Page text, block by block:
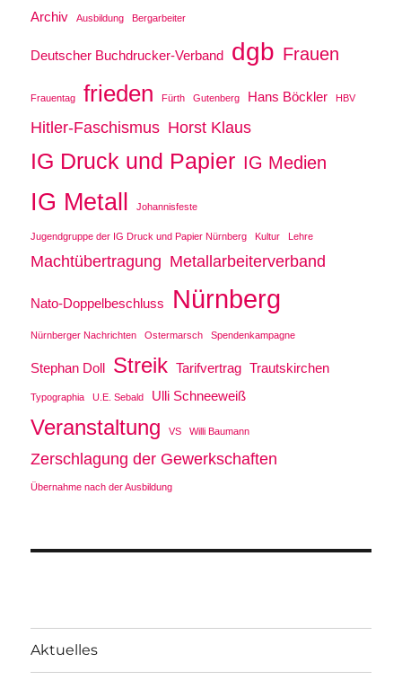
Archiv Ausbildung Bergarbeiter
Deutscher Buchdrucker-Verband dgb Frauen
Frauentag frieden Fürth Gutenberg Hans Böckler HBV
Hitler-Faschismus Horst Klaus
IG Druck und Papier IG Medien
IG Metall Johannisfeste
Jugendgruppe der IG Druck und Papier Nürnberg Kultur Lehre
Machtübertragung Metallarbeiterverband
Nato-Doppelbeschluss Nürnberg
Nürnberger Nachrichten Ostermarsch Spendenkampagne
Stephan Doll Streik Tarifvertrag Trautskirchen
Typographia U.E. Sebald Ulli Schneeweiß
Veranstaltung VS Willi Baumann
Zerschlagung der Gewerkschaften
Übernahme nach der Ausbildung
Aktuelles